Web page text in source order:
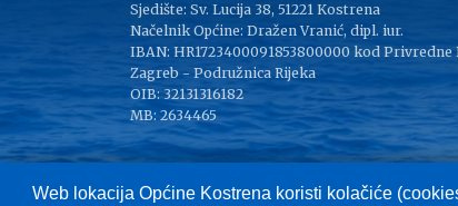
Web lokacija Općine Kostrena koristi kolačiće
Sjedište: Sv. Lucija 38, 51221 Kostrena
Načelnik Općine: Dražen Vranić, dipl. iur.
IBAN: HR1723400091853800000 kod Privredne
Zagreb - Podružnica Rijeka
OIB: 32131316182
MB: 2634465